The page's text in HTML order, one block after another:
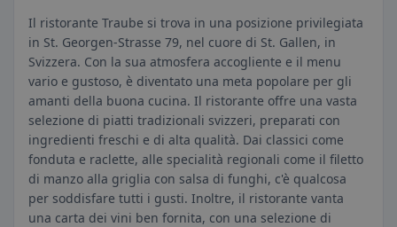
Il ristorante Traube si trova in una posizione privilegiata
in St. Georgen-Strasse 79, nel cuore di St. Gallen, in
Svizzera. Con la sua atmosfera accogliente e il menu
vario e gustoso, è diventato una meta popolare per gli
amanti della buona cucina. Il ristorante offre una vasta
selezione di piatti tradizionali svizzeri, preparati con
ingredienti freschi e di alta qualità. Dai classici come
fonduta e raclette, alle specialità regionali come il filetto
di manzo alla griglia con salsa di funghi, c'è qualcosa
per soddisfare tutti i gusti. Inoltre, il ristorante vanta
una carta dei vini ben fornita, con una selezione di